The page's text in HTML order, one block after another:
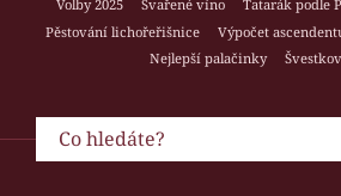
Volby 2025
Svařené víno Tatarák podle
Pěstování lichořeřišnice
Výpočet
Nejlepší palačinky